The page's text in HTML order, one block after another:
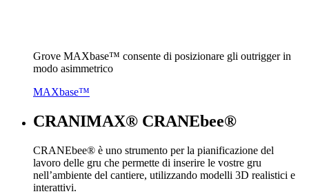
Grove MAXbase™ consente di posizionare gli outrigger in
modo asimmetrico
MAXbase™
CRANIMAX® CRANEbee®
CRANEbee® è uno strumento per la pianificazione del
lavoro delle gru che permette di inserire le vostre gru
nell’ambiente del cantiere, utilizzando modelli 3D realistici e
interattivi.